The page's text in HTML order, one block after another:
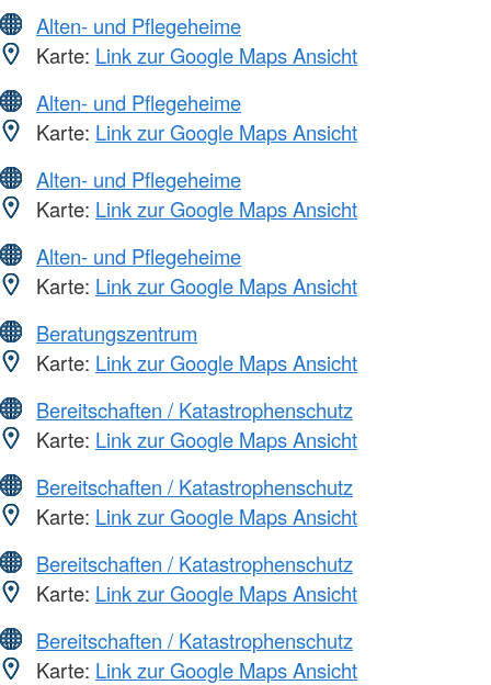
Alten- und Pflegeheime
Karte: Link zur Google Maps Ansicht
Alten- und Pflegeheime
Karte: Link zur Google Maps Ansicht
Alten- und Pflegeheime
Karte: Link zur Google Maps Ansicht
Alten- und Pflegeheime
Karte: Link zur Google Maps Ansicht
Beratungszentrum
Karte: Link zur Google Maps Ansicht
Bereitschaften / Katastrophenschutz
Karte: Link zur Google Maps Ansicht
Bereitschaften / Katastrophenschutz
Karte: Link zur Google Maps Ansicht
Bereitschaften / Katastrophenschutz
Karte: Link zur Google Maps Ansicht
Bereitschaften / Katastrophenschutz
Karte: Link zur Google Maps Ansicht